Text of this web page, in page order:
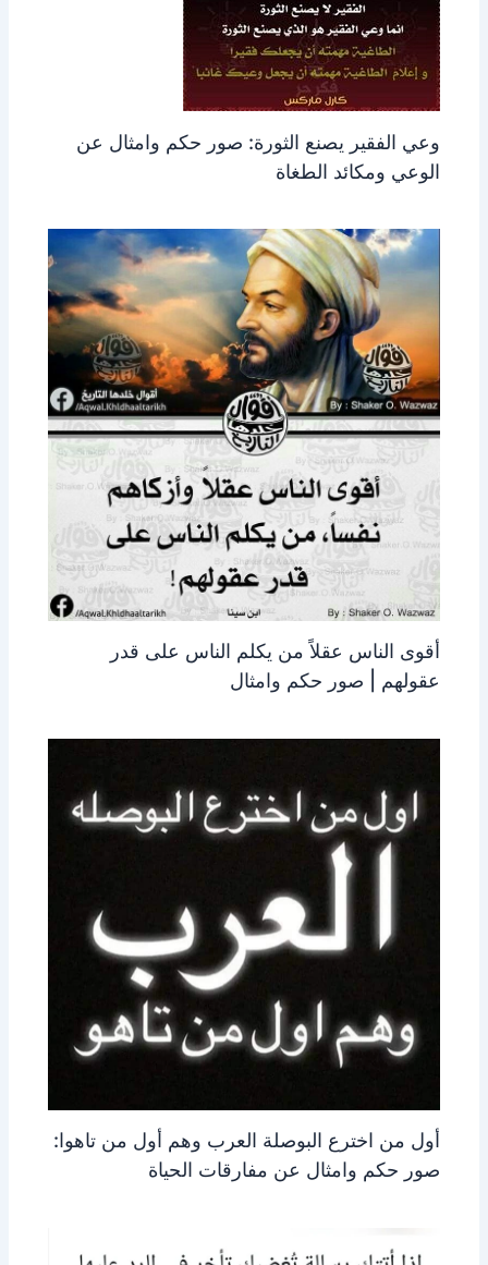
وعي الفقير يصنع الثورة: صور حكم وامثال عن
الوعي ومكائد الطغاة
أقوى الناس عقلاً من يكلم الناس على قدر
عقولهم | صور حكم وامثال
أول من اخترع البوصلة العرب وهم أول من تاهوا:
صور حكم وامثال عن مفارقات الحياة